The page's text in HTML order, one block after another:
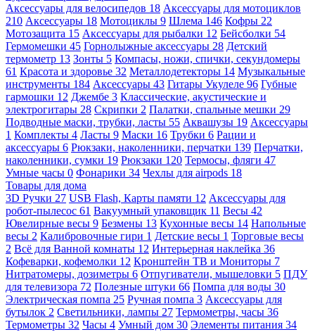
Аксессуары для велосипедов 18 Аксессуары для мотоциклов
210 Аксессуары 18 Мотоциклы 9 Шлема 146 Кофры 22
Мотозащита 15 Аксессуары для рыбалки 12 Бейсболки 54
Гермомешки 45 Горнолыжные аксессуары 28 Детский
термометр 13 Зонты 5 Компасы, ножи, спички, секундомеры
61 Красота и здоровье 32 Металлодетекторы 14 Музыкальные
инструменты 184 Аксессуары 43 Гитары Укулеле 96 Губные
гармошки 12 Джембе 3 Классические, акустические и
электрогитары 28 Скрипки 2 Палатки, спальные мешки 29
Подводные маски, трубки, ласты 55 Аквашузы 19 Аксессуары
1 Комплекты 4 Ласты 9 Маски 16 Трубки 6 Рации и
аксессуары 6 Рюкзаки, наколенники, перчатки 139 Перчатки,
наколенники, сумки 19 Рюкзаки 120 Термосы, фляги 47
Умные часы 0 Фонарики 34 Чехлы для airpods 18
Товары для дома
3D Ручки 27 USB Flash, Карты памяти 12 Аксессуары для
робот-пылесос 61 Вакуумный упаковщик 11 Весы 42
Ювелирные весы 9 Безмены 13 Кухонные весы 14 Напольные
весы 2 Калибровочные гири 1 Детские весы 1 Торговые весы
2 Всё для Ванной комнаты 12 Интерьерная наклейка 36
Кофеварки, кофемолки 12 Кронштейн ТВ и Мониторы 7
Нитратомеры, дозиметры 6 Отпугиватели, мышеловки 5 ПДУ
для телевизора 72 Полезные штуки 66 Помпа для воды 30
Электрическая помпа 25 Ручная помпа 3 Аксессуары для
бутылок 2 Светильники, лампы 27 Термометры, часы 36
Термометры 32 Часы 4 Умный дом 30 Элементы питания 34